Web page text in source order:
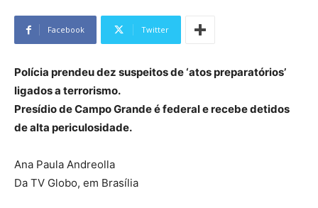
Facebook Twitter
Polícia prendeu dez suspeitos de ‘atos preparatórios’
ligados a terrorismo.
Presídio de Campo Grande é federal e recebe detidos
de alta periculosidade.
Ana Paula Andreolla
Da TV Globo, em Brasília